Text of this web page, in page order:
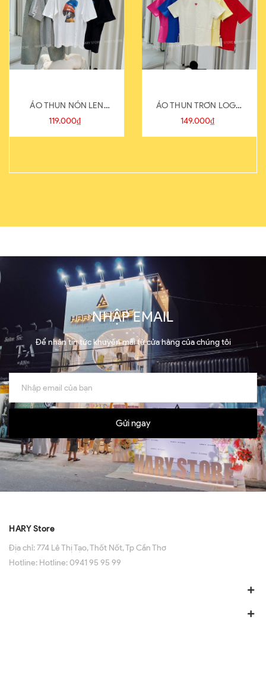
ÁO THUN NÓN LEN
821-1
119.000₫
ÁO THUN TRƠN LOGO
SAU
149.000₫
NHẬP EMAIL
Để nhận tin tức khuyến mãi từ cửa hàng của chúng tôi
Gửi ngay
HARY Store
Địa chỉ:774 Lê Thị Tạo, Thốt Nốt, Tp Cần Thơ
Hotline: Hotline: 0941 95 95 99